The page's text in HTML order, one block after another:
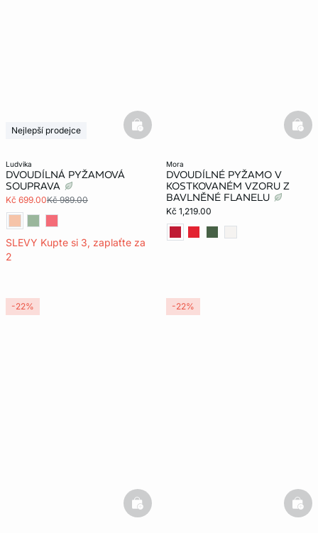
ludvika
DVOUDÍLNÁ PYŽAMOVÁ
SOUPRAVA
Kč 699.00Kč 989.00
SLEVY Kupte si 3, zaplaťte za
2
Nejlepší prodejce basketfull
mora
DVOUDÍLNÉ PYŽAMO V
KOSTKOVANÉM VZORU Z
BAVLNĚNÉ FLANELU
Kč 1,219.00
basketfull
-22% -22%